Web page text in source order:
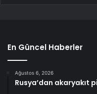
En Güncel Haberler
Ağustos 6, 2026
Rusya’dan akaryakıt